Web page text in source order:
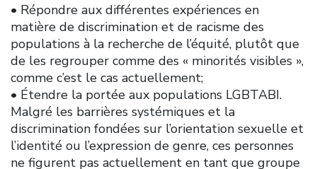
• Répondre aux différentes expériences en
matière de discrimination et de racisme des
populations à la recherche de l’équité, plutôt que
de les regrouper comme des « minorités visibles »,
comme c’est le cas actuellement;
• Étendre la portée aux populations LGBTABI.
Malgré les barrières systémiques et la
discrimination fondées sur l’orientation sexuelle et
l’identité ou l’expression de genre, ces personnes
ne figurent pas actuellement en tant que groupe